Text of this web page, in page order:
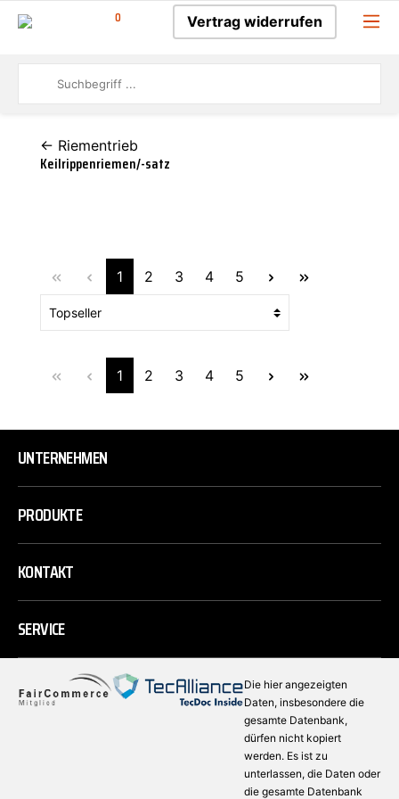
0 Vertrag widerrufen
← Riementrieb
Keilrippenriemen/-satz
1 2 3 4 5
1 2 3 4 5
UNTERNEHMEN
PRODUKTE
KONTAKT
SERVICE
Die hier angezeigten
Daten, insbesondere die
gesamte Datenbank,
dürfen nicht kopiert
werden. Es ist zu
unterlassen, die Daten oder
die gesamte Datenbank